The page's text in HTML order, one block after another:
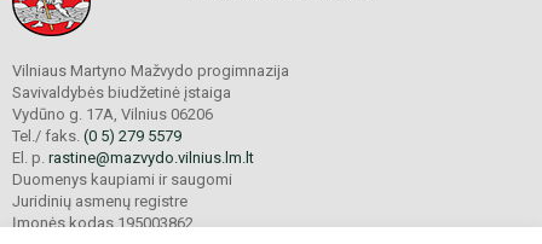
Vilniaus Martyno Mažvydo progimnazija
Savivaldybės biudžetinė įstaiga
Vydūno g. 17A, Vilnius 06206
Tel./ faks. (0 5) 279 5579
El. p. rastine@mazvydo.vilnius.lm.lt
Duomenys kaupiami ir saugomi
Juridinių asmenų registre
Įmonės kodas 195003862